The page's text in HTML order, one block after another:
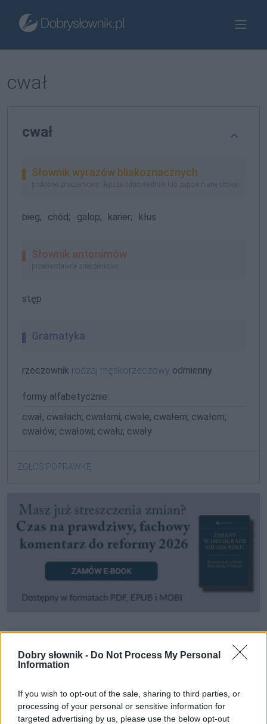
Dobry słownik - Do Not Process My Personal
Information
If you wish to opt-out of the sale, sharing to third parties, or
processing of your personal or sensitive information for
targeted advertising by us, please use the below opt-out
cwał
cwał
Słownik wyrazów bliskoznacznych
podobne znaczeniowo (lepsze odpowiedniki lub zapomniane słowa)
bieg; chód; galop; karier; kłus
Słownik antonimów
przeciwstawne znaczeniowo
stęp
Gramatyka
rzeczownik rodzaj męskorzeczowy odmienny
formy alfabetycznie:
cwał; cwałach; cwałami; cwale; cwałem; cwałom;
cwałów; cwałowi; cwału; cwały
ZGŁOŚ POPRAWKĘ
Pozostały wątpliwości? Brakuje czegoś w haśle?
Zobacz, co zyskują abonenci Dobrego słownika.